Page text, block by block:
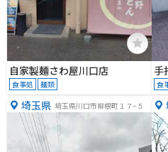
自家製麺さわ屋川口店
食事処 麺類
手
食
埼玉県 埼玉県川口市柳根町１７−５